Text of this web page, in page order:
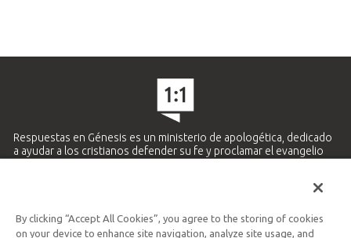
Respuestas en Génesis es un ministerio de apologética, dedicado
a ayudar a los cristianos defender su fe y proclamar el evangelio
Ministerio Hispano y Latinoamericano
By clicking “Accept All Cookies”, you agree to the storing of cookies
on your device to enhance site navigation, analyze site usage, and